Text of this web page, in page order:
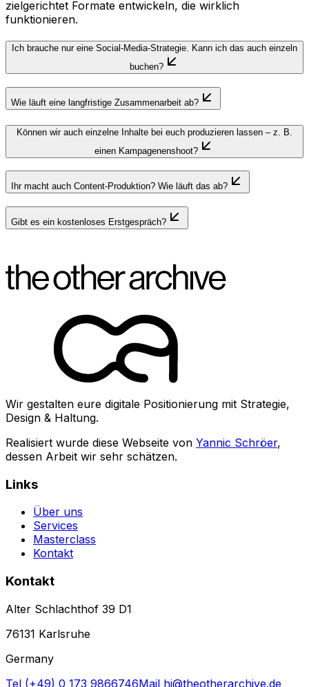
zielgerichtet Formate entwickeln, die wirklich
funktionieren.
Ich brauche nur eine Social-Media-Strategie. Kann ich das auch einzeln
buchen?
Wie läuft eine langfristige Zusammenarbeit ab?
Können wir auch einzelne Inhalte bei euch produzieren lassen – z. B.
einen Kampagenenshoot?
Ihr macht auch Content-Produktion? Wie läuft das ab?
Gibt es ein kostenloses Erstgespräch?
Wir gestalten eure digitale Positionierung mit Strategie,
Design & Haltung.
Realisiert wurde diese Webseite von Yannic Schröer,
dessen Arbeit wir sehr schätzen.
Links
Über uns
Services
Masterclass
Kontakt
Kontakt
Alter Schlachthof 39 D1
76131 Karlsruhe
Germany
Tel (+49) 0 173 9866746Mail hi@theotherarchive.de